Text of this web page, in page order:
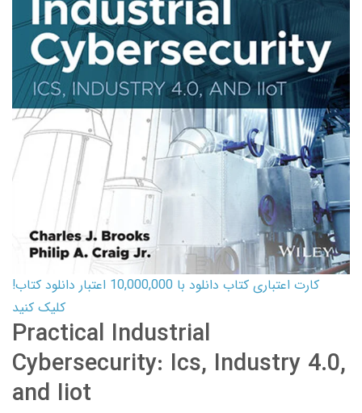
کارت اعتباری کتاب دانلود با 10,000,000 اعتبار دانلود کتاب!
کلیک کنید
Practical Industrial
Cybersecurity: Ics, Industry 4.0,
and Iiot